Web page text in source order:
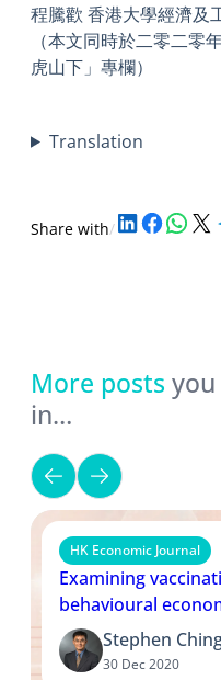
程騰歡 香港大學經濟及
（本文同時於二零二零
虎山下」專欄）
Translation
Share with/Share on LinkedIn Share on Facebook Share on WhatsApp Share on X
More posts
in…
HK Economic Journal
Examining
behavioural
Stephen
30 Dec 2020